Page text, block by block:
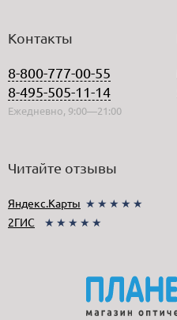
Контакты
8-800-777-00-55
8-495-505-11-14
Ежедневно, 9:00—21:00
Читайте отзывы
Яндекс.Карты ★★★★★
2ГИС
★★★★★